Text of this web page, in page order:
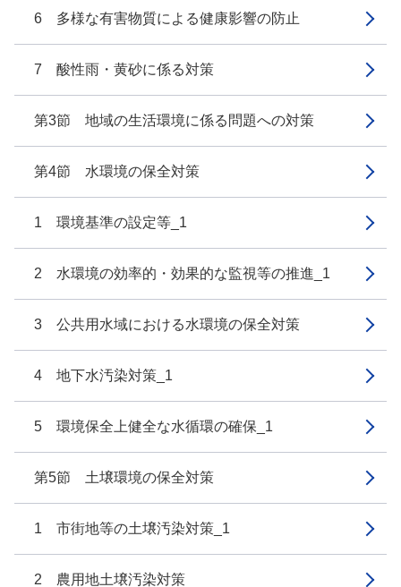
6 多様な有害物質による健康影響の防止
7 酸性雨・黄砂に係る対策
第3節 地域の生活環境に係る問題への対策
第4節 水環境の保全対策
1 環境基準の設定等_1
2 水環境の効率的・効果的な監視等の推進_1
3 公共用水域における水環境の保全対策
4 地下水汚染対策_1
5 環境保全上健全な水循環の確保_1
第5節 土壌環境の保全対策
1 市街地等の土壌汚染対策_1
2 農用地土壌汚染対策